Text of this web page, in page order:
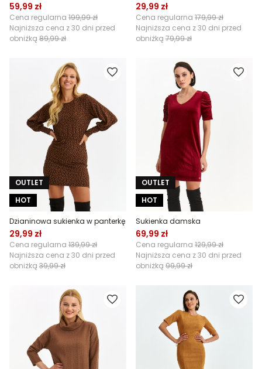
59,99 zł
Cena regularna 199,99 zł
Najniższa cena z 30 dni przed
obniżką 89,99 zł
29,99 zł
Cena regularna 179,99 zł
Najniższa cena z 30 dni przed
obniżką 79,99 zł
OUTLET
HOT
Dzianinowa sukienka w panterkę
29,99 zł
Cena regularna 139,99 zł
Najniższa cena z 30 dni przed
obniżką 39,99 zł
OUTLET
HOT
Sukienka damska
69,99 zł
Cena regularna 129,99 zł
Najniższa cena z 30 dni przed
obniżką 99,99 zł